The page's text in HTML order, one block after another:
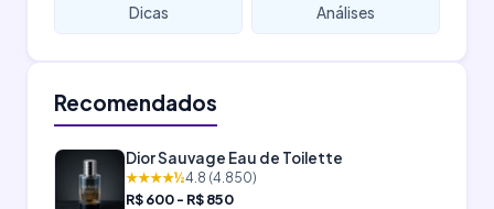
Dicas Análises
Recomendados
Dior Sauvage Eau de Toilette
★★★★½4.8 (4.850)
R$ 600 - R$ 850